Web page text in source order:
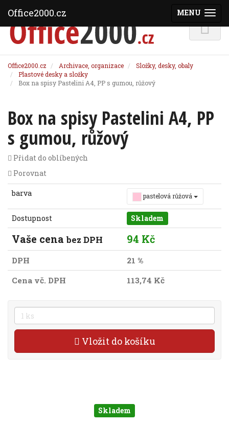
Office2000.cz Archivace, organizace
Složky, desky, obaly
Plastové desky a složky
Box na spisy Pastelini A4, PP s gumou, růžový
Box na spisy Pastelini A4, PP
s gumou, růžový
Přidat do oblíbených
Porovnat
barva pastelová růžová
Dostupnost Skladem
Vaše cena bez DPH 94 Kč
DPH
21 %
Cena vč. DPH
113,74 Kč
Vložit do košíku
Skladem
MENU
Office2000.cz